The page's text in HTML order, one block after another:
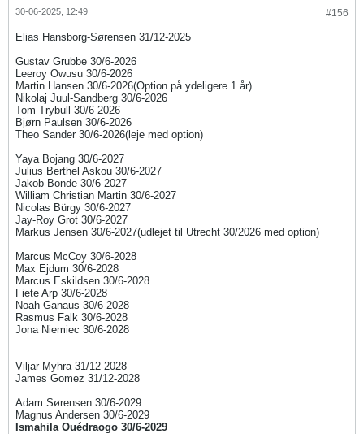
#156
30-06-2025, 12:49
Elias Hansborg-Sørensen 31/12-2025
Gustav Grubbe 30/6-2026
Leeroy Owusu 30/6-2026
Martin Hansen 30/6-2026(Option på ydeligere 1 år)
Nikolaj Juul-Sandberg 30/6-2026
Tom Trybull 30/6-2026
Bjørn Paulsen 30/6-2026
Theo Sander 30/6-2026(leje med option)
Yaya Bojang 30/6-2027
Julius Berthel Askou 30/6-2027
Jakob Bonde 30/6-2027
William Christian Martin 30/6-2027
Nicolas Bürgy 30/6-2027
Jay-Roy Grot 30/6-2027
Markus Jensen 30/6-2027(udlejet til Utrecht 30/2026 med option)
Marcus McCoy 30/6-2028​
Max Ejdum 30/6-2028
Marcus Eskildsen 30/6-2028
Fiete Arp 30/6-2028
Noah Ganaus 30/6-2028
Rasmus Falk 30/6-2028
Jona Niemiec 30/6-2028
Viljar Myhra 31/12-2028
James Gomez 31/12-2028​​
Adam Sørensen 30/6-2029​
Magnus Andersen 30/6-2029​
Ismahila Ouédraogo 30/6-2029